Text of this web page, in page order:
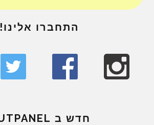
התחברו אלינו!
חדש ב OUTPANEL